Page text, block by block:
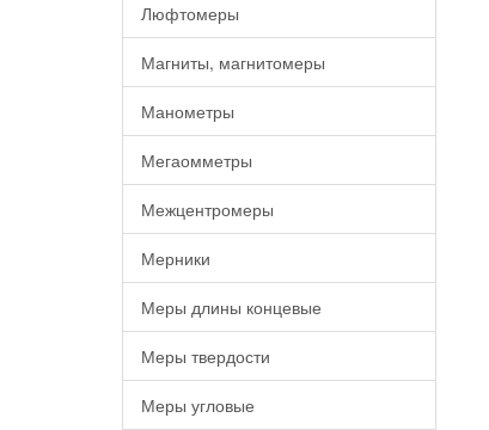
Люфтомеры
Магниты, магнитомеры
Манометры
Мегаомметры
Межцентромеры
Мерники
Меры длины концевые
Меры твердости
Меры угловые